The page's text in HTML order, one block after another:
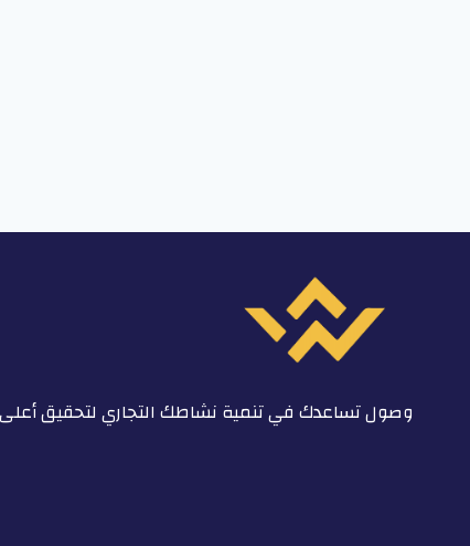
وصول تساعدك في تنمية نشاطك التجاري لتحقيق أعلى